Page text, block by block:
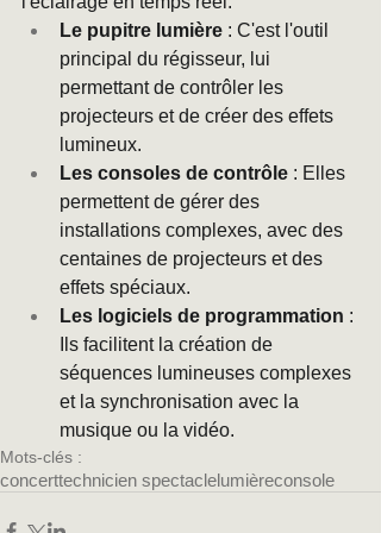
Le pupitre lumière : C'est l'outil
principal du régisseur, lui
permettant de contrôler les
projecteurs et de créer des effets
lumineux.
Les consoles de contrôle : Elles
permettent de gérer des
installations complexes, avec des
centaines de projecteurs et des
effets spéciaux.
Les logiciels de programmation :
Ils facilitent la création de
séquences lumineuses complexes
et la synchronisation avec la
musique ou la vidéo.
Mots-clés :
concerttechnicien spectaclelumièreconsole